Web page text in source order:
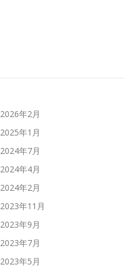
2026年2月
2025年1月
2024年7月
2024年4月
2024年2月
2023年11月
2023年9月
2023年7月
2023年5月